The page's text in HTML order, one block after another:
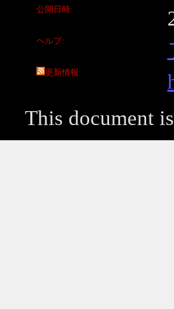
公開日時
ヘルプ
更新情報
This document